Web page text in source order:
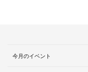
今月のイベント